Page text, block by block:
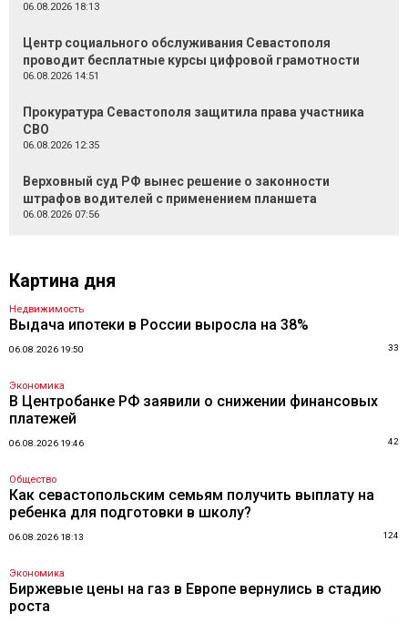
06.08.2026 18:13
Центр социального обслуживания Севастополя
проводит бесплатные курсы цифровой грамотности
06.08.2026 14:51
Прокуратура Севастополя защитила права участника
СВО
06.08.2026 12:35
Верховный суд РФ вынес решение о законности
штрафов водителей с применением планшета
06.08.2026 07:56
Картина дня
Недвижимость
Выдача ипотеки в России выросла на 38%
06.08.2026 19:50 33
Экономика
В Центробанке РФ заявили о снижении финансовых
платежей
06.08.2026 19:46 42
Общество
Как севастопольским семьям получить выплату на
ребенка для подготовки в школу?
06.08.2026 18:13 124
Экономика
Биржевые цены на газ в Европе вернулись в стадию
роста